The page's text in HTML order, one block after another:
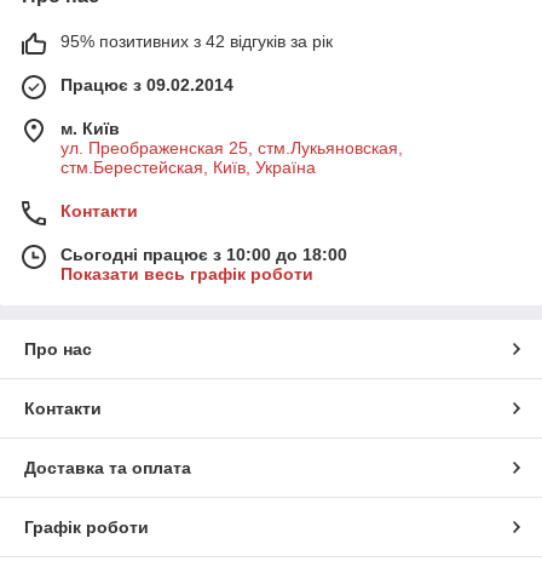
95% позитивних з 42 відгуків за рік
Працює з 09.02.2014
м. Київ
ул. Преображенская 25, стм.Лукьяновская,
стм.Берестейская, Київ, Україна
Контакти
Сьогодні працює з 10:00 до 18:00
Показати весь графік роботи
Про нас
Контакти
Доставка та оплата
Графік роботи